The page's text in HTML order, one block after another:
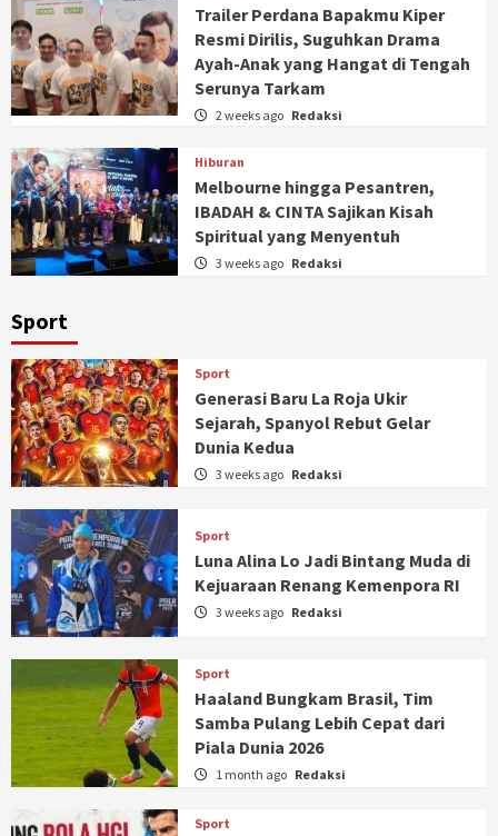
Trailer Perdana Bapakmu Kiper
Resmi Dirilis, Suguhkan Drama
Ayah-Anak yang Hangat di Tengah
Serunya Tarkam
2 weeks ago Redaksi
Hiburan
Melbourne hingga Pesantren,
IBADAH & CINTA Sajikan Kisah
Spiritual yang Menyentuh
3 weeks ago Redaksi
Sport
Sport
Generasi Baru La Roja Ukir
Sejarah, Spanyol Rebut Gelar
Dunia Kedua
3 weeks ago Redaksi
Sport
Luna Alina Lo Jadi Bintang Muda di
Kejuaraan Renang Kemenpora RI
3 weeks ago Redaksi
Sport
Haaland Bungkam Brasil, Tim
Samba Pulang Lebih Cepat dari
Piala Dunia 2026
1 month ago Redaksi
Sport